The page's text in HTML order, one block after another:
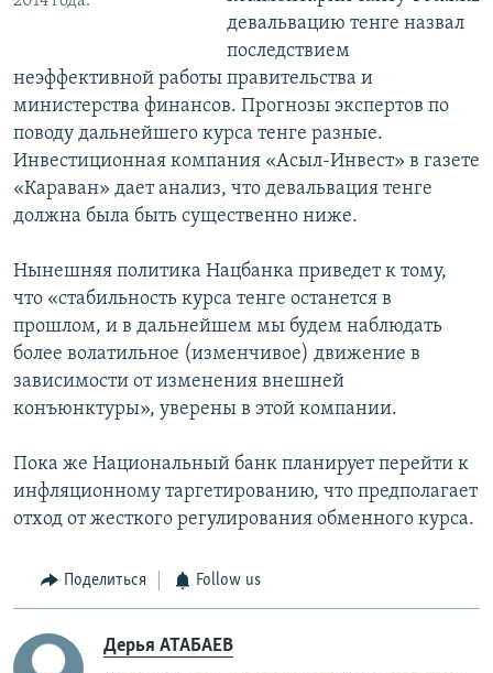
девальвацию тенге назвал
последствием
неэффективной работы правительства и
министерства финансов. Прогнозы экспертов по
поводу дальнейшего курса тенге разные.
Инвестиционная компания «Асыл-Инвест» в газете
«Караван» дает анализ, что девальвация тенге
должна была быть существенно ниже.
Нынешняя политика Нацбанка приведет к тому,
что «стабильность курса тенге останется в
прошлом, и в дальнейшем мы будем наблюдать
более волатильное (изменчивое) движение в
зависимости от изменения внешней
конъюнктуры», уверены в этой компании.
Пока же Национальный банк планирует перейти к
инфляционному таргетированию, что предполагает
отход от жесткого регулирования обменного курса.
Поделиться Follow us
Дерья АТАБАЕВ